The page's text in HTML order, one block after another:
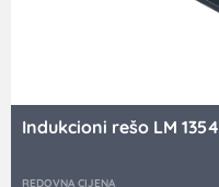
Indukcioni rešo LM 1354
REDOVNA CIJENA